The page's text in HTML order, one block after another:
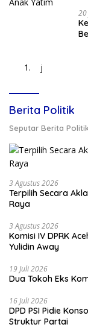
20
j
Berita Politik
Seputar Berita Politik
3 Agustus 2026
Terpilih Secara
Raya
3 Agustus 2026
Komisi IV DPRK
Yulidin Away
19 Juli 2026
Dua Tokoh Eks
16 Juli 2026
DPD PSI Pidie
Struktur Partai